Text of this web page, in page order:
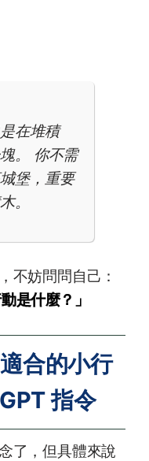
在堆積
。 你不需
堡，重要
。
不妨問問自己：
是什麼？」
合的小行
指令
了，但具體來說